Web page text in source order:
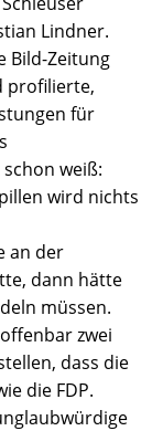
Lindner.
Bild-Zeitung
profilierte,
für
weiß:
wird nichts
an der
dann hätte
müssen.
zwei
dass die
die FDP.